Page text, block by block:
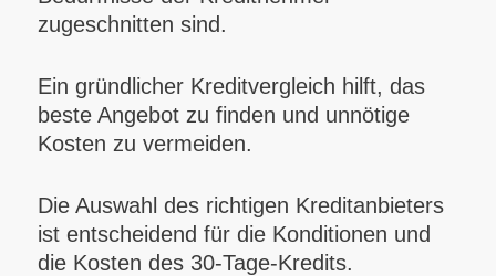
zugeschnitten sind.
Ein gründlicher Kreditvergleich hilft, das
beste Angebot zu finden und unnötige
Kosten zu vermeiden.
Die Auswahl des richtigen Kreditanbieters
ist entscheidend für die Konditionen und
die Kosten des 30-Tage-Kredits.